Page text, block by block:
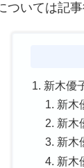
ついては記事
新木優
新木
新木
新木
新木